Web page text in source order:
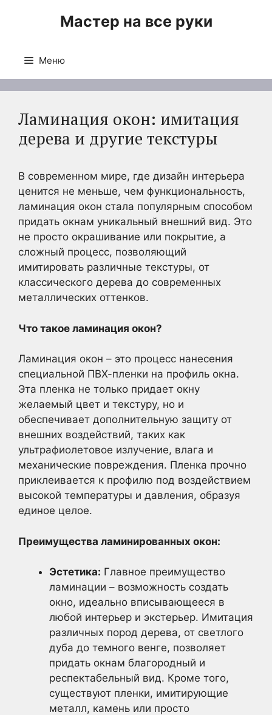
Мастер на все руки
Меню
Ламинация окон: имитация
дерева и другие текстуры
В современном мире, где дизайн интерьера
ценится не меньше, чем функциональность,
ламинация окон стала популярным способом
придать окнам уникальный внешний вид. Это
не просто окрашивание или покрытие, а
сложный процесс, позволяющий
имитировать различные текстуры, от
классического дерева до современных
металлических оттенков.
Что такое ламинация окон?
Ламинация окон – это процесс нанесения
специальной ПВХ-пленки на профиль окна.
Эта пленка не только придает окну
желаемый цвет и текстуру, но и
обеспечивает дополнительную защиту от
внешних воздействий, таких как
ультрафиолетовое излучение, влага и
механические повреждения. Пленка прочно
приклеивается к профилю под воздействием
высокой температуры и давления, образуя
единое целое.
Преимущества ламинированных окон:
Эстетика: Главное преимущество
ламинации – возможность создать
окно, идеально вписывающееся в
любой интерьер и экстерьер. Имитация
различных пород дерева, от светлого
дуба до темного венге, позволяет
придать окнам благородный и
респектабельный вид. Кроме того,
существуют пленки, имитирующие
металл, камень или просто